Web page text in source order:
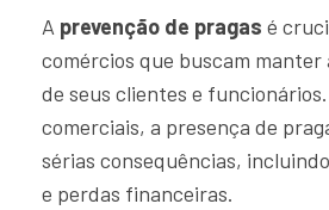
A prevenção de pragas é
comércios que buscam manter
de seus clientes e
comerciais, a presença de
sérias consequências,
e perdas financeiras.